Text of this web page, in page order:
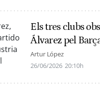
Els tres clubs
Álvarez pel
Artur López
26/06/2026 20:10h